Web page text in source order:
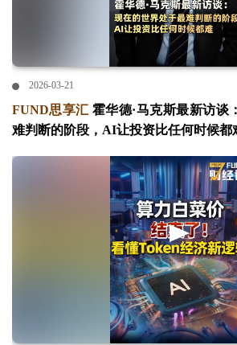
2026-03-21
FUND思享汇 霍华德·马克斯最新访谈
难判断的阶段，AI让投资比任何时候都